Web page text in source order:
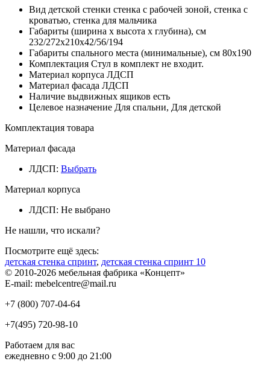
Вид детской стенки стенка с рабочей зоной, стенка с
кроватью, стенка для мальчика
Габариты (ширина х высота х глубина), см
232/272x210x42/56/194
Габариты спального места (минимальные), см 80х190
Комплектация Стул в комплект не входит.
Материал корпуса ЛДСП
Материал фасада ЛДСП
Наличие выдвижных ящиков есть
Целевое назначение Для спальни, Для детской
Комплектация товара
Материал фасада
ЛДСП: Выбрать
Материал корпуса
ЛДСП: Не выбрано
Не нашли, что искали?
Посмотрите ещё здесь:
детская стенка спринт, детская стенка спринт 10
© 2010-2026 мебельная фабрика «Концепт»
E-mail: mebelcentre@mail.ru
+7 (800) 707-04-64
+7(495) 720-98-10
Работаем для вас
ежедневно с 9:00 до 21:00